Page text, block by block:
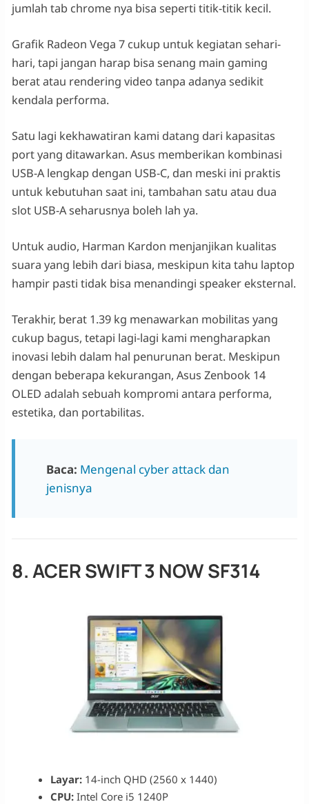
jumlah tab chrome nya bisa seperti titik-titik kecil.
Grafik Radeon Vega 7 cukup untuk kegiatan sehari-
hari, tapi jangan harap bisa senang main gaming
berat atau rendering video tanpa adanya sedikit
kendala performa.
Satu lagi kekhawatiran kami datang dari kapasitas
port yang ditawarkan. Asus memberikan kombinasi
USB-A lengkap dengan USB-C, dan meski ini praktis
untuk kebutuhan saat ini, tambahan satu atau dua
slot USB-A seharusnya boleh lah ya.
Untuk audio, Harman Kardon menjanjikan kualitas
suara yang lebih dari biasa, meskipun kita tahu laptop
hampir pasti tidak bisa menandingi speaker eksternal.
Terakhir, berat 1.39 kg menawarkan mobilitas yang
cukup bagus, tetapi lagi-lagi kami mengharapkan
inovasi lebih dalam hal penurunan berat. Meskipun
dengan beberapa kekurangan, Asus Zenbook 14
OLED adalah sebuah kompromi antara performa,
estetika, dan portabilitas.
Baca: Mengenal cyber attack dan
jenisnya
8. ACER SWIFT 3 NOW SF314
Layar: 14-inch QHD (2560 x 1440)
CPU: Intel Core i5 1240P